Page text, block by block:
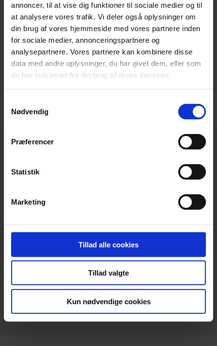
annoncer, til at vise dig funktioner til sociale medier og til
at analysere vores trafik. Vi deler også oplysninger om
din brug af vores hjemmeside med vores partnere inden
for sociale medier, annonceringspartnere og
analysepartnere. Vores partnere kan kombinere disse
data med andre oplysninger, du har givet dem, eller som
de har indsamlet fra din brug af deres tjenester.
Nødvendig
Præferencer
Statistik
Marketing
Tillad alle cookies
Tillad valgte
Kun nødvendige cookies
Arbejder her:
Revisor Holstebro
Telefon:+45 97 41 22 11
Email:holstebro@beierholm.dk
Sletten 45
DK-7500 Holstebro
DK-9220 Aalborg Ø
Telefax:+45 96 34 79 30
info@beierholm.dk